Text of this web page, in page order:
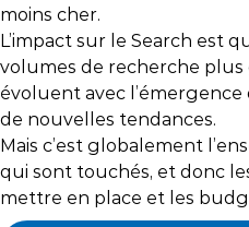
moins cher.
L’impact sur le Search est
volumes de recherche
évoluent avec
de nouvelles tendances.
Mais c’est globalement
qui sont touchés, et donc
mettre en place et les